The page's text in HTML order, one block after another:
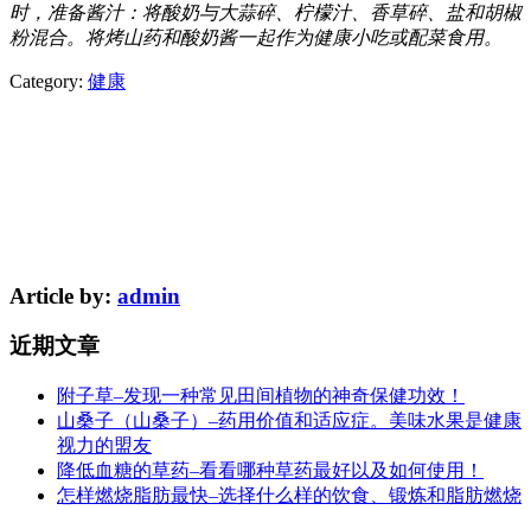
时，准备酱汁：将酸奶与大蒜碎、柠檬汁、香草碎、盐和胡椒
粉混合。将烤山药和酸奶酱一起作为健康小吃或配菜食用。
Category: 健康
Article by: admin
近期文章
附子草–发现一种常见田间植物的神奇保健功效！
山桑子（山桑子）–药用价值和适应症。美味水果是健康
视力的盟友
降低血糖的草药–看看哪种草药最好以及如何使用！
怎样燃烧脂肪最快–选择什么样的饮食、锻炼和脂肪燃烧